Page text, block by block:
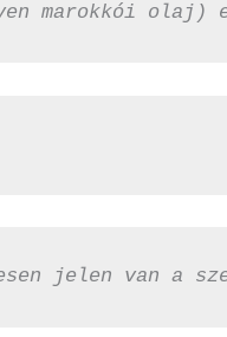
marokkói
jelen van a